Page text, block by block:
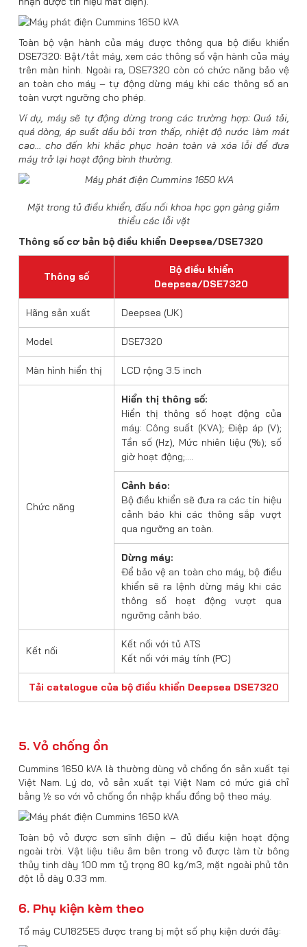
Toàn bộ vận hành của máy được thông qua bộ điều khiển
DSE7320: Bật/tắt máy, xem các thông số vận hành của máy
trên màn hình. Ngoài ra, DSE7320 còn có chức năng bảo vệ
an toàn cho máy – tự động dừng máy khi các thông số an
toàn vượt ngưỡng cho phép.
Ví dụ, máy sẽ tự động dừng trong các trường hợp: Quá tải,
quá dòng, áp suất dầu bôi trơn thấp, nhiệt độ nước làm mát
cao… cho đến khi khắc phục hoàn toàn và xóa lỗi để đưa
máy trở lại hoạt động bình thường.
Mặt trong tủ điều khiển, đấu nối khoa học gọn gàng giảm
thiểu các lỗi vặt
Thông số cơ bản bộ điều khiển Deepsea/DSE7320
Thông số
Bộ điều khiển
Deepsea/DSE7320
Hãng sản xuất Deepsea (UK)
Model DSE7320
Màn hình hiển thị LCD rộng 3.5 inch
Chức năng
Hiển thị thông số:
Hiển thị thông số hoạt động của
máy: Công suất (KVA); Điệp áp (V);
Tần số (Hz), Mức nhiên liệu (%); số
giờ hoạt động;….
Cảnh báo:
Bộ điều khiển sẽ đưa ra các tín hiệu
cảnh báo khi các thông sắp vượt
qua ngưỡng an toàn.
Dừng máy:
Để bảo vệ an toàn cho máy, bộ điều
khiển sẽ ra lệnh dừng máy khi các
thông số hoạt động vượt qua
ngưỡng cảnh báo.
Kết nối
Kết nối với tủ ATS
Kết nối với máy tính (PC)
Tải catalogue của bộ điều khiển Deepsea DSE7320
5. Vỏ chống ồn
Cummins 1650 kVA là thường dùng vỏ chống ồn sản xuất tại
Việt Nam. Lý do, vỏ sản xuất tại Việt Nam có mức giá chỉ
bằng ½ so với vỏ chống ồn nhập khẩu đồng bộ theo máy.
Toàn bộ vỏ được sơn sĩnh điện – đủ điều kiện hoạt động
ngoài trời. Vật liệu tiêu âm bên trong vỏ được làm từ bông
thủy tinh dày 100 mm tỷ trọng 80 kg/m3, mặt ngoài phủ tôn
đột lỗ dày 0.33 mm.
6. Phụ kiện kèm theo
Tổ máy CU1825E5 được trang bị một số phụ kiện dưới đây: